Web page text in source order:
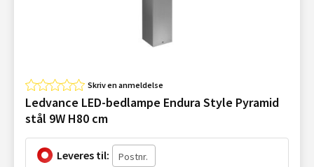
Skriv en anmeldelse
Ledvance LED-bedlampe Endura Style Pyramid
stål 9W H80 cm
Leveres til: